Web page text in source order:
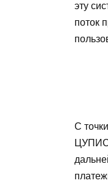
эту
поток
С
ЦУПИС